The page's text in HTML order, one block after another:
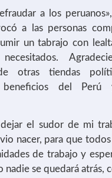
a los
a las personas
un tabrajo con
otras tiendas
beneficios del
el sudor de mi
nacer, para que
de trabajo y
nadie se quedará atrás,